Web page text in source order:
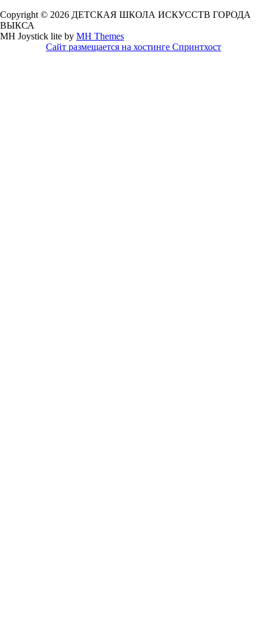
Copyright © 2026 ДЕТСКАЯ ШКОЛА ИСКУССТВ ГОРОДА
ВЫКСА
MH Joystick lite by MH Themes
Сайт размещается на хостинге Спринтхост